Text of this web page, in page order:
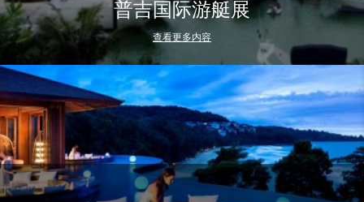
普吉国际游艇展
查看更多内容